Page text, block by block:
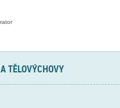
TĚLOVÝCHOVY